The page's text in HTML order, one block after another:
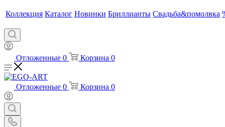
Коллекция Каталог Новинки Бриллианты Свадьба&помолвка
Отложенные 0 Корзина 0
Отложенные 0 Корзина 0